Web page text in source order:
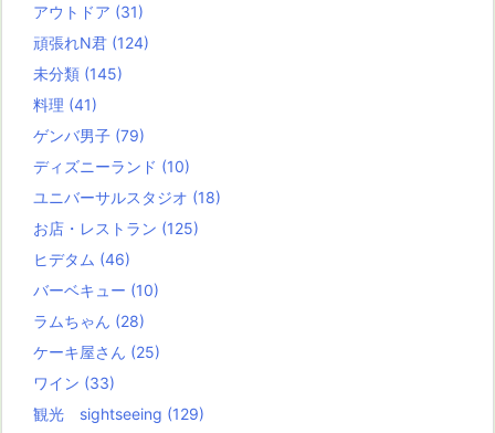
アウトドア (31)
頑張れN君 (124)
未分類 (145)
料理 (41)
ゲンバ男子 (79)
ディズニーランド (10)
ユニバーサルスタジオ (18)
お店・レストラン (125)
ヒデタム (46)
バーベキュー (10)
ラムちゃん (28)
ケーキ屋さん (25)
ワイン (33)
観光 sightseeing (129)